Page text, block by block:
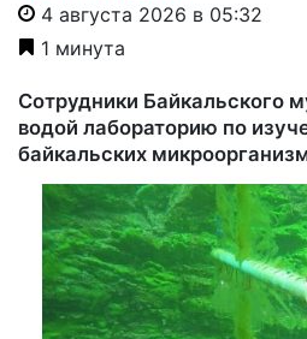
4 августа 2026 в 05:32
1 минута
Сотрудники Байкальского
водой лабораторию по
байкальских